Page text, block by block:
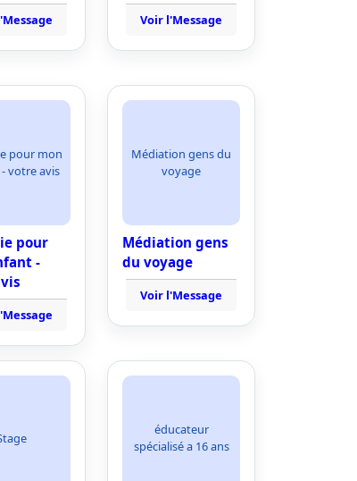
Voir l'Message
pour mon
votre avis
pour
-
Médiation gens du
voyage
Médiation gens
du voyage
Voir l'Message
éducateur
spécialisé a 16 ans